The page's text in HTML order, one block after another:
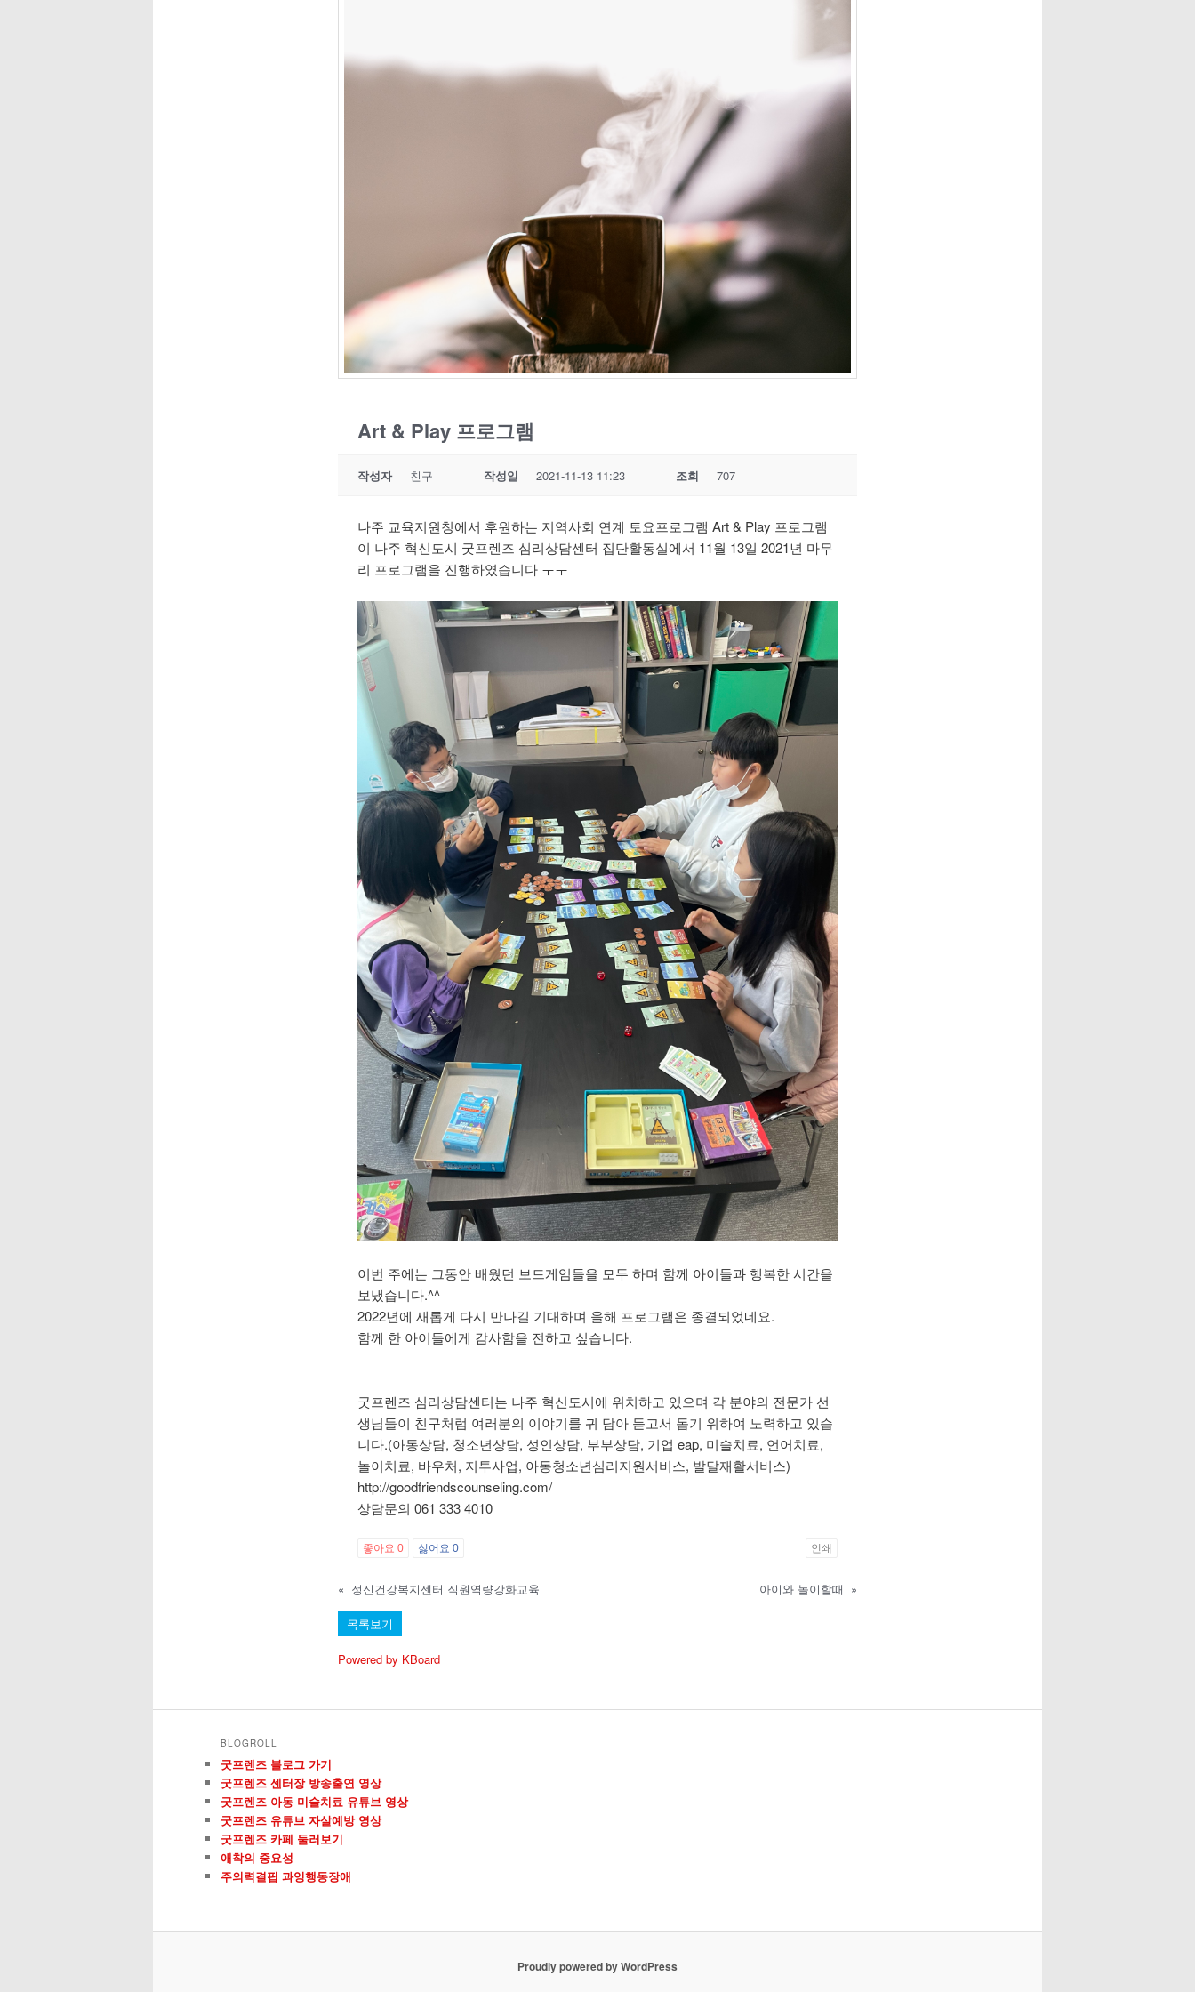
Art & Play 프로그램
작성자 친구 작성일 2021-11-13 11:23 조회 707
나주 교육지원청에서 후원하는 지역사회 연계 토요프로그램 Art & Play 프로그램
이 나주 혁신도시 굿프렌즈 심리상담센터 집단활동실에서 11월 13일 2021년 마무
리 프로그램을 진행하였습니다 ㅜㅜ
이번 주에는 그동안 배웠던 보드게임들을 모두 하며 함께 아이들과 행복한 시간을
보냈습니다.^^
2022년에 새롭게 다시 만나길 기대하며 올해 프로그램은 종결되었네요.
함께 한 아이들에게 감사함을 전하고 싶습니다.
굿프렌즈 심리상담센터는 나주 혁신도시에 위치하고 있으며 각 분야의 전문가 선
생님들이 친구처럼 여러분의 이야기를 귀 담아 듣고서 돕기 위하여 노력하고 있습
니다.(아동상담, 청소년상담, 성인상담, 부부상담, 기업 eap, 미술치료, 언어치료,
놀이치료, 바우처, 지투사업, 아동청소년심리지원서비스, 발달재활서비스)
http://goodfriendscounseling.com/
상담문의 061 333 4010
좋아요 0 싫어요 0 인쇄
« 정신건강복지센터 직원역량강화교육 아이와 놀이할때 »
목록보기
Powered by KBoard
BLOGROLL
굿프렌즈 블로그 가기
굿프렌즈 센터장 방송출연 영상
굿프렌즈 아동 미술치료 유튜브 영상
굿프렌즈 유튜브 자살예방 영상
굿프렌즈 카페 둘러보기
애착의 중요성
주의력결핍 과잉행동장애
Proudly powered by WordPress